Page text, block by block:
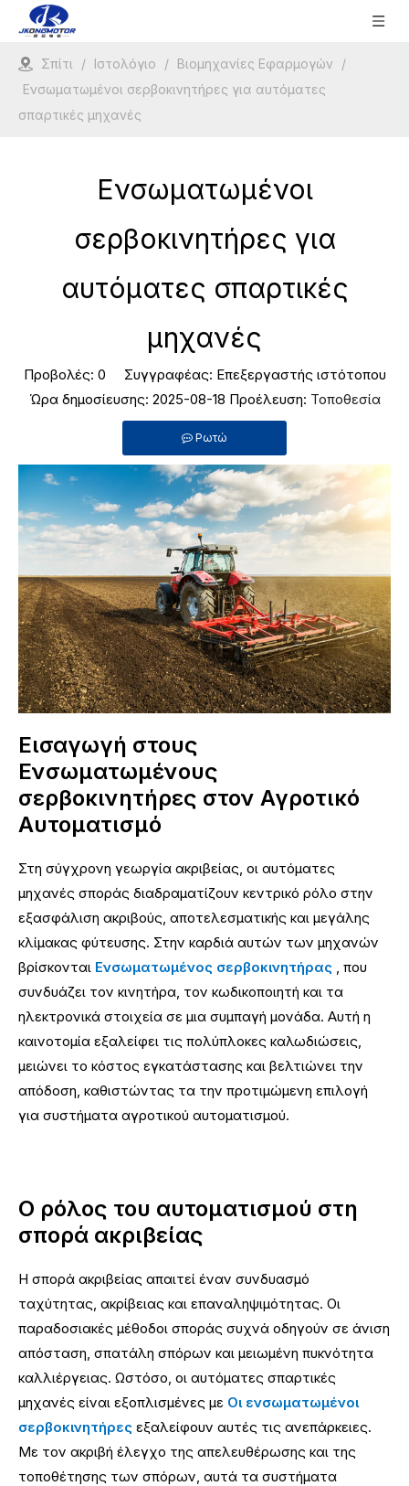
Σπίτι / Ιστολόγιο / Βιομηχανίες Εφαρμογών
/
Ενσωματωμένοι σερβοκινητήρες για αυτόματες
σπαρτικές μηχανές
Ενσωματωμένοι
σερβοκινητήρες για
αυτόματες σπαρτικές
μηχανές
Προβολές: 0 Συγγραφέας: Επεξεργαστής ιστότοπου
Ώρα δημοσίευσης: 2025-08-18 Προέλευση: Τοποθεσία
Ρωτώ
Εισαγωγή στους
Ενσωματωμένους
σερβοκινητήρες στον Αγροτικό
Αυτοματισμό
Στη σύγχρονη γεωργία ακριβείας, οι αυτόματες
μηχανές σποράς διαδραματίζουν κεντρικό ρόλο στην
εξασφάλιση ακριβούς, αποτελεσματικής και μεγάλης
κλίμακας φύτευσης. Στην καρδιά αυτών των μηχανών
βρίσκονται Ενσωματωμένος σερβοκινητήρας , που
συνδυάζει τον κινητήρα, τον κωδικοποιητή και τα
ηλεκτρονικά στοιχεία σε μια συμπαγή μονάδα. Αυτή η
καινοτομία εξαλείφει τις πολύπλοκες καλωδιώσεις,
μειώνει το κόστος εγκατάστασης και βελτιώνει την
απόδοση, καθιστώντας τα την προτιμώμενη επιλογή
για συστήματα αγροτικού αυτοματισμού.
Ο ρόλος του αυτοματισμού στη
σπορά ακριβείας
Η σπορά ακριβείας απαιτεί έναν συνδυασμό
ταχύτητας, ακρίβειας και επαναληψιμότητας. Οι
παραδοσιακές μέθοδοι σποράς συχνά οδηγούν σε άνιση
απόσταση, σπατάλη σπόρων και μειωμένη πυκνότητα
καλλιέργειας. Ωστόσο, οι αυτόματες σπαρτικές
μηχανές είναι εξοπλισμένες με Οι ενσωματωμένοι
σερβοκινητήρες εξαλείφουν αυτές τις ανεπάρκειες.
Με τον ακριβή έλεγχο της απελευθέρωσης και της
τοποθέτησης των σπόρων, αυτά τα συστήματα